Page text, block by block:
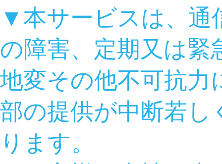
▼本サービスは、通
の障害、定期又は緊
地変その他不可抗力
部の提供が中断若し
ります。